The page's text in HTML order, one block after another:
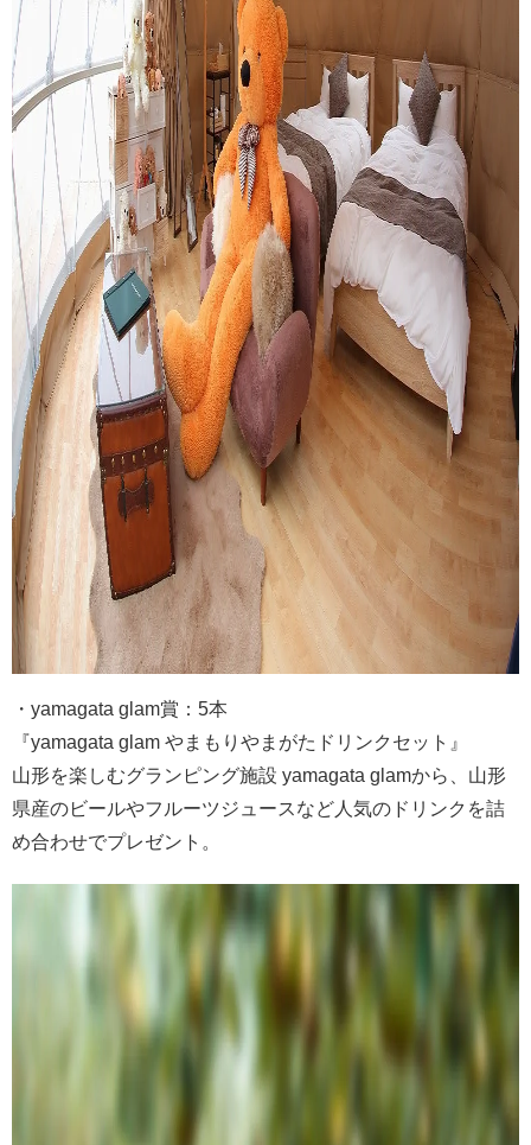
・yamagata glam賞：5本
『yamagata glam やまもりやまがたドリンクセット』
山形を楽しむグランピング施設 yamagata glamから、山形
県産のビールやフルーツジュースなど人気のドリンクを詰
め合わせでプレゼント。